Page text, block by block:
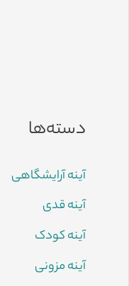
دسته‌ها
آینه آرایشگاهی
آینه قدی
آینه کودک
آینه مزونی